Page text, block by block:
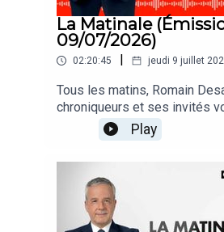
La Matinale
09/07/2026)
02:20:45 | jeudi 9 juillet
Tous les matins, Romain
chroniqueurs et ses invités
#LaMatinale
Play